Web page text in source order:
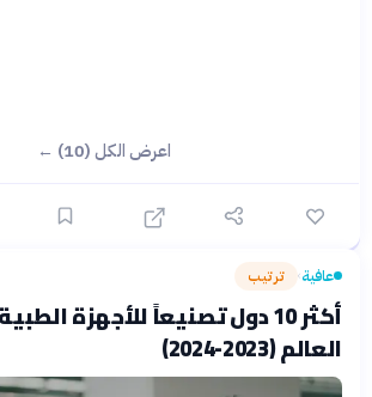
اعرض الكل (10) ←
عافية› ترتيب
أكثر 10 دول تصنيعاً للأجهزة
العالم (2023-2024)